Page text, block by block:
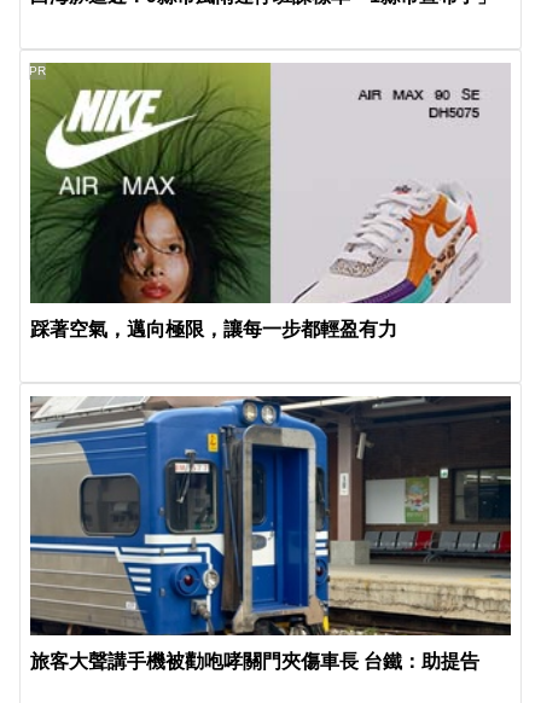
踩著空氣，邁向極限，讓每一步都輕盈有力
PR
旅客大聲講手機被勸咆哮關門夾傷車長 台鐵：助提告